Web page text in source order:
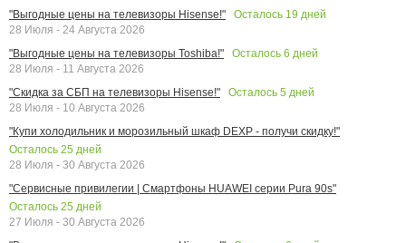
"Выгодные цены на телевизоры Hisense!"
Осталось 19 дней
28 Июля - 24 Августа 2026
"Выгодные цены на телевизоры Toshiba!"
Осталось 6 дней
28 Июля - 11 Августа 2026
"Скидка за СБП на телевизоры Hisense!"
Осталось 5 дней
28 Июля - 10 Августа 2026
"Купи холодильник и морозильный шкаф DEXP - получи скидку!"
Осталось 25 дней
28 Июля - 30 Августа 2026
"Сервисные привилегии | Смартфоны HUAWEI серии Pura 90s"
Осталось 25 дней
27 Июля - 30 Августа 2026